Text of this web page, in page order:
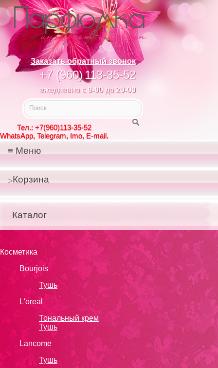
Заказать обратный звонок
+7 (960)113-35-52
ежедневно с 9-00до 20-00
Тел.: +7(960)113-35-52
WhatsApp, Telegram, Imo, E-mail.
Меню
Корзина
Каталог
Косметика
Bourjois
Тушь
L'oreal
Тональный крем
Тушь
Lanсоmе
Тушь